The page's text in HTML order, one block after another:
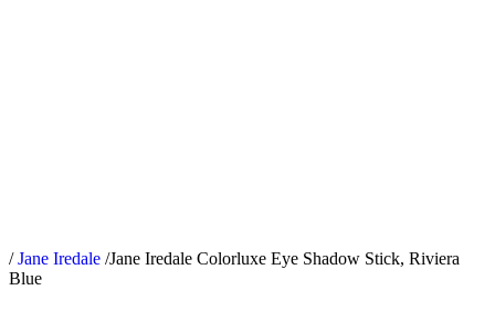
/ Jane Iredale /Jane Iredale Colorluxe Eye Shadow Stick, Riviera
Blue